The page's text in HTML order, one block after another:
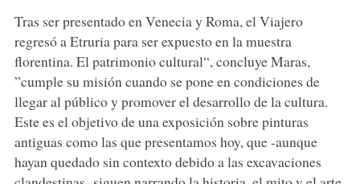
Tras ser presentado en Venecia y Roma, el Viajero
regresó a Etruria para ser expuesto en la muestra
florentina. El patrimonio cultural“, concluye Maras,
”cumple su misión cuando se pone en condiciones de
llegar al público y promover el desarrollo de la cultura.
Este es el objetivo de una exposición sobre pinturas
antiguas como las que presentamos hoy, que -aunque
hayan quedado sin contexto debido a las excavaciones